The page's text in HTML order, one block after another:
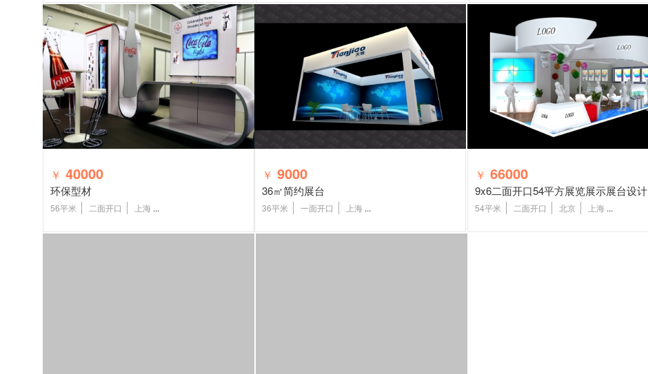
￥ 40000
环保型材
56平米 二面开口 上海 ...
￥ 9000
36㎡简约展台
36平米 一面开口 上海...
￥ 66000
9x6二面开口54平方展览展示展台设计
54平米 二面开口 北京 上海...